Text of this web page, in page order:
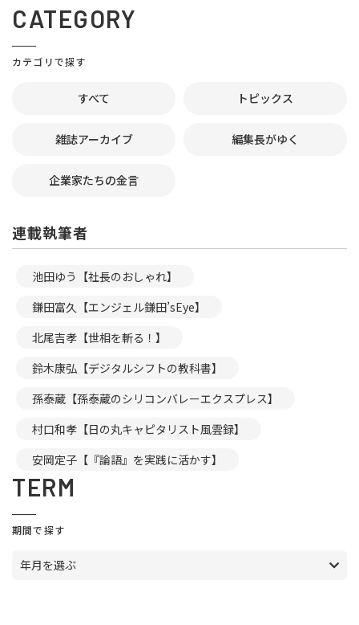
CATEGORY
カテゴリで探す
すべて トピックス
雑誌アーカイブ 編集長がゆく
企業家たちの金言
連載執筆者
池田ゆう【社長のおしゃれ】
鎌田富久【エンジェル鎌田’sEye】
北尾吉孝【世相を斬る！】
鈴木康弘【デジタルシフトの教科書】
孫泰蔵【孫泰蔵のシリコンバレーエクスプレス】
村口和孝【日の丸キャピタリスト風雲録】
安岡定子【『論語』を実践に活かす】
TERM
期間で探す
年月を選ぶ